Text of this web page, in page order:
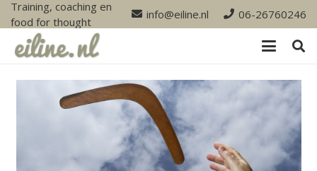
Training, coaching en
food for thought
info@eiline.nl 06-26760246